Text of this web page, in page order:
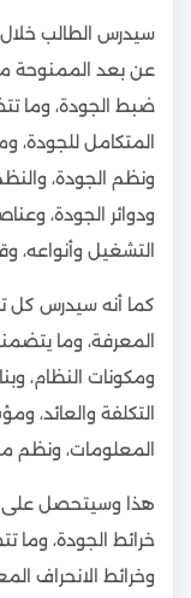
سيدرس الطالب خلال
عن بعد الممنوحة
ضبط الجودة، وما
المتكامل للجودة،
ونظم الجودة،
ودوائر الجودة،
التشغيل وأنواعه،
كما أنه سيدرس كل
المعرفة، وما
ومكونات النظام،
التكلفة والعائد،
المعلومات، ونظم
هذا وسيتحصل على
خرائط الجودة، وما
وخرائط الانحراف